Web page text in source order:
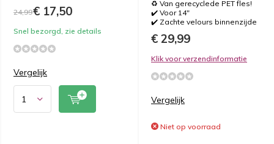
24,99€ 17,50
Snel bezorgd, zie details
Vergelijk
♻️ Van gerecyclede PET fles!
✔️ Voor 14"
✔️ Zachte velours binnenzijde
€ 29,99
Klik voor verzendinformatie
Vergelijk
Niet op voorraad